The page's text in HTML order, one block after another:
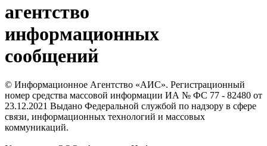
агентство
информационных
сообщений
© Информационное Агентство «АИС». Регистрационный
номер средства массовой информации ИА № ФС 77 - 82480 от
23.12.2021 Выдано Федеральной службой по надзору в сфере
связи, информационных технологий и массовых
коммуникаций.